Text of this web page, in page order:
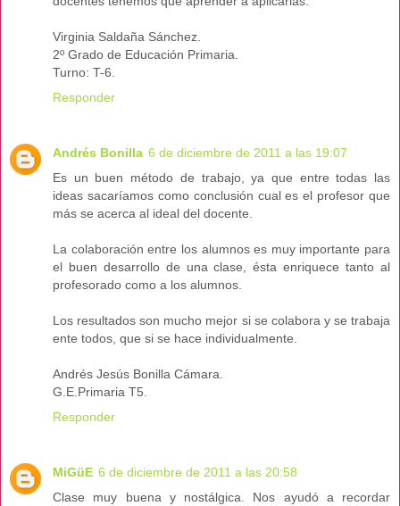
Virginia Saldaña Sánchez.
2º Grado de Educación Primaria.
Turno: T-6.
Responder
Andrés Bonilla 6 de diciembre de 2011 a las 19:07
Es un buen método de trabajo, ya que entre todas las
ideas sacaríamos como conclusión cual es el profesor que
más se acerca al ideal del docente.
La colaboración entre los alumnos es muy importante para
el buen desarrollo de una clase, ésta enriquece tanto al
profesorado como a los alumnos.
Los resultados son mucho mejor si se colabora y se trabaja
ente todos, que si se hace individualmente.
Andrés Jesús Bonilla Cámara.
G.E.Primaria T5.
Responder
MiGüE 6 de diciembre de 2011 a las 20:58
Clase muy buena y nostálgica. Nos ayudó a recordar